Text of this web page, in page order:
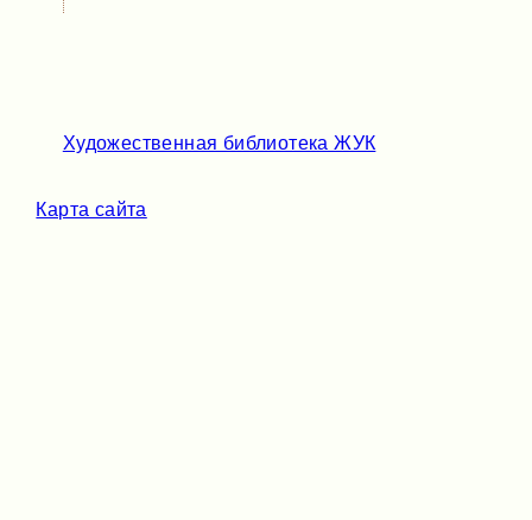
Художественная библиотека ЖУК
Карта сайта